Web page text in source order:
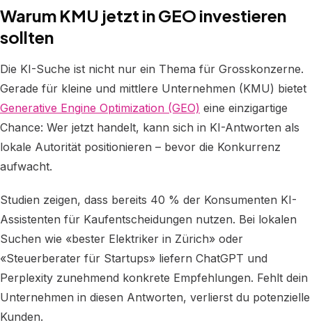
Warum KMU jetzt in GEO investieren
sollten
Die KI-Suche ist nicht nur ein Thema für Grosskonzerne.
Gerade für kleine und mittlere Unternehmen (KMU) bietet
Generative Engine Optimization (GEO) eine einzigartige
Chance: Wer jetzt handelt, kann sich in KI-Antworten als
lokale Autorität positionieren – bevor die Konkurrenz
aufwacht.
Studien zeigen, dass bereits 40 % der Konsumenten KI-
Assistenten für Kaufentscheidungen nutzen. Bei lokalen
Suchen wie «bester Elektriker in Zürich» oder
«Steuerberater für Startups» liefern ChatGPT und
Perplexity zunehmend konkrete Empfehlungen. Fehlt dein
Unternehmen in diesen Antworten, verlierst du potenzielle
Kunden.